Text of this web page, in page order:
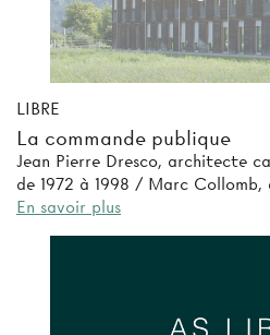
LIBRE
La commande publique
Jean Pierre Dresco, architecte
de 1972 à 1998 / Marc
En savoir plus